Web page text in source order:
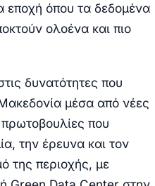
εποχή όπου τα δεδομένα
ολοένα και πιο
δυνατότητες που
μέσα από νέες
που
την έρευνα και τον
της περιοχής, με